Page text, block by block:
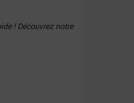
! Découvrez notre